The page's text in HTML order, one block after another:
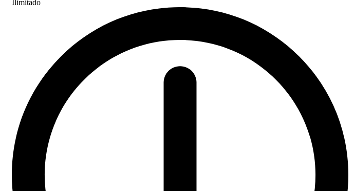
Ilimitado